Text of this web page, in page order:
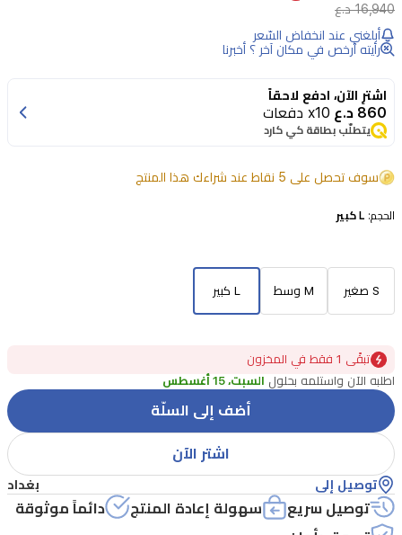
16,940 د.ع
أبلغني عند انخفاض السّعر
رأيته أرخص في مكان آخر ؟ أخبرنا
اشترِ الآن، ادفع لاحقاً
860 د.ع x10 دفعات
يتطلّب بطاقة كي كارد
سوف تحصل على 5 نقاط عند شراءك هذا المنتج
الحجم: L كبير
S صغير M وسط L كبير
تبقًى 1 فقط في المخزون
اطلبه الآن واستلمه بحلول السبت، 15 أغسطس
أضف إلى السلّة
اشتر الآن
توصيل إلى بغداد
توصيل سريع سهولة إعادة المنتج
دائماً موثوقة